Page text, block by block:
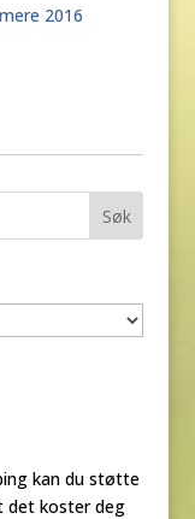
2016
Søk
kan du støtte
det koster deg